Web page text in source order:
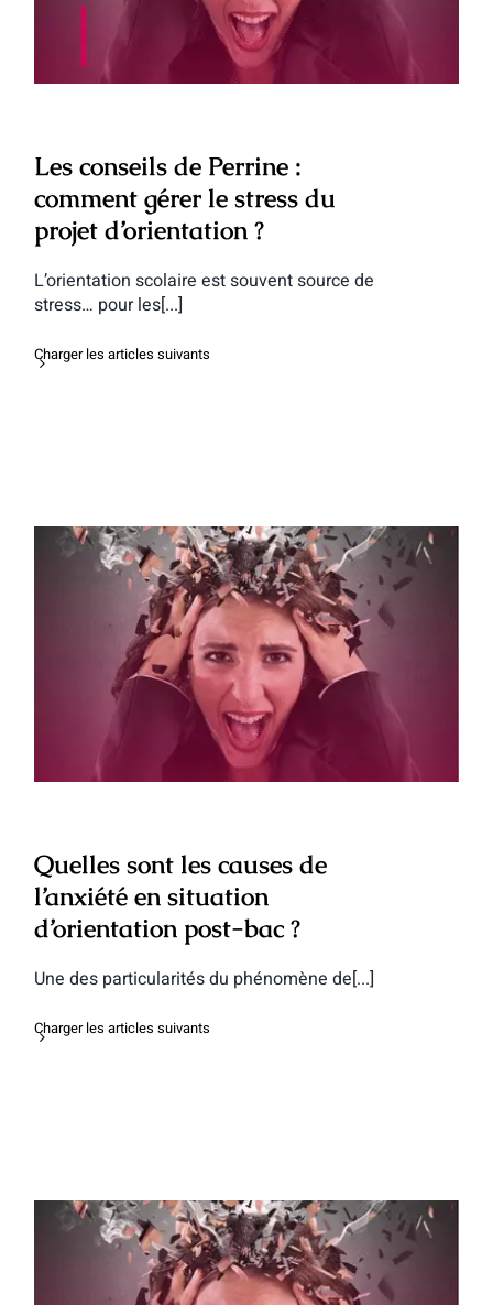
Les conseils de Perrine :
comment gérer le stress du
projet d’orientation ?
L’orientation scolaire est souvent source de
stress… pour les[...]
Charger les articles suivants
Quelles sont les causes de l’anxiété en
situation d’orientation post-bac ?
Quelles sont les causes de
l’anxiété en situation
d’orientation post-bac ?
Une des particularités du phénomène de[...]
Charger les articles suivants